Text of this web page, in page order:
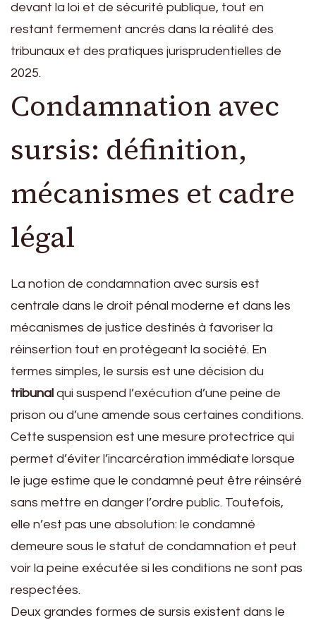
devant la loi et de sécurité publique, tout en
restant fermement ancrés dans la réalité des
tribunaux et des pratiques jurisprudentielles de
2025.
Condamnation avec
sursis: définition,
mécanismes et cadre
légal
La notion de condamnation avec sursis est
centrale dans le droit pénal moderne et dans les
mécanismes de justice destinés à favoriser la
réinsertion tout en protégeant la société. En
termes simples, le sursis est une décision du
tribunal qui suspend l’exécution d’une peine de
prison ou d’une amende sous certaines conditions.
Cette suspension est une mesure protectrice qui
permet d’éviter l’incarcération immédiate lorsque
le juge estime que le condamné peut être réinséré
sans mettre en danger l’ordre public. Toutefois,
elle n’est pas une absolution: le condamné
demeure sous le statut de condamnation et peut
voir la peine exécutée si les conditions ne sont pas
respectées.
Deux grandes formes de sursis existent dans le